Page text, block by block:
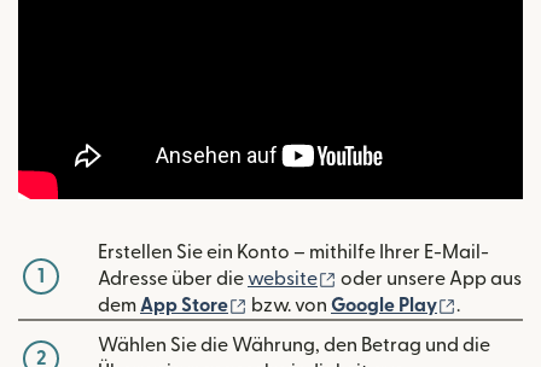
1
Erstellen Sie ein Konto – mithilfe Ihrer E-Mail-
Adresse über diewebsite (wird in einem neuen
oder unsere App aus
dem App Store (wird in einem neuen Fenster
bzw. von Google Play .
2
Wählen Sie die Währung, den Betrag und die